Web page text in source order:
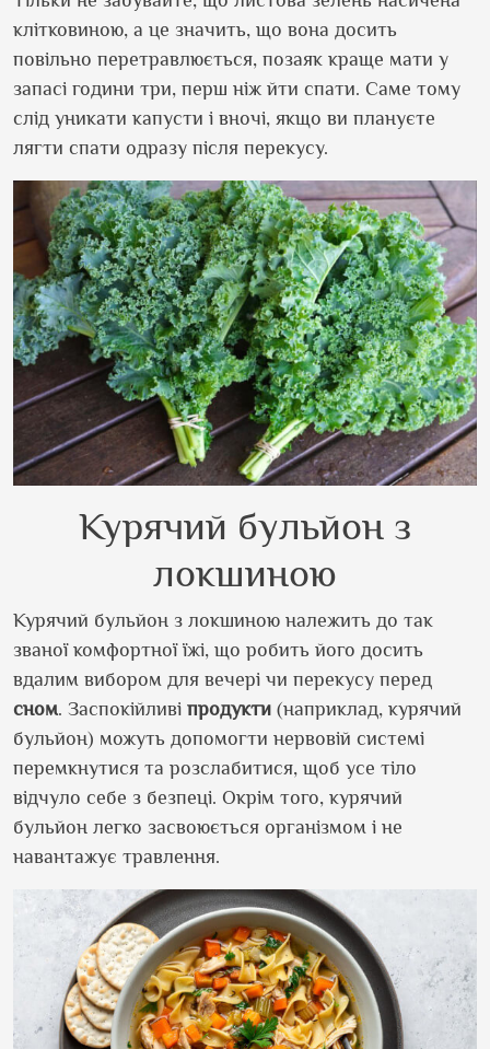
клітковиною, а це значить, що вона досить
повільно перетравлюється, позаяк краще мати у
запасі години три, перш ніж йти спати. Саме тому
слід уникати капусти і вночі, якщо ви плануєте
лягти спати одразу після перекусу.
Курячий бульйон з
локшиною
Курячий бульйон з локшиною належить до так
званої комфортної їжі, що робить його досить
вдалим вибором для вечері чи перекусу перед
сном. Заспокійливі продукти (наприклад, курячий
бульйон) можуть допомогти нервовій системі
перемкнутися та розслабитися, щоб усе тіло
відчуло себе з безпеці. Окрім того, курячий
бульйон легко засвоюється організмом і не
навантажує травлення.